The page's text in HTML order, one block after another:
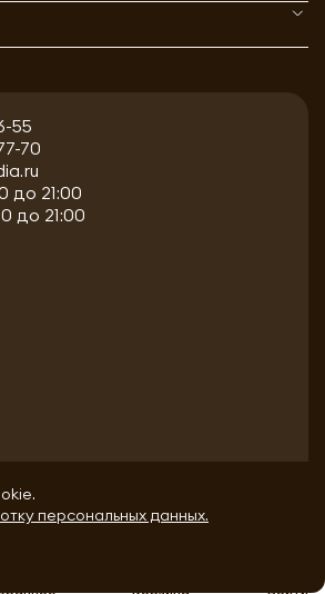
Корзина
Войти
55
70
до 21:00
до 21:00
персональных данных.